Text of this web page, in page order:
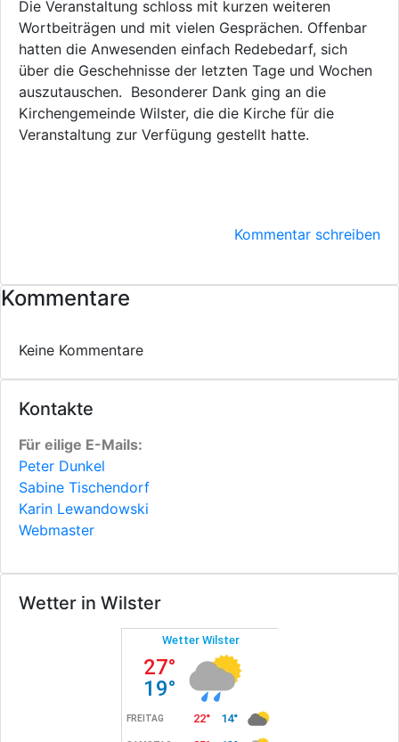
Kontakte
Für eilige E-Mails:
Peter Dunkel
Sabine Tischendorf
Karin Lewandowski
Webmaster
Wetter in Wilster
Die Veranstaltung schloss mit kurzen weiteren
Wortbeiträgen und mit vielen Gesprächen. Offenbar
hatten die Anwesenden einfach Redebedarf, sich
über die Geschehnisse der letzten Tage und Wochen
auszutauschen. Besonderer Dank ging an die
Kirchengemeinde Wilster, die die Kirche für die
Veranstaltung zur Verfügung gestellt hatte.
Kommentar schreiben
Kommentare
Keine Kommentare